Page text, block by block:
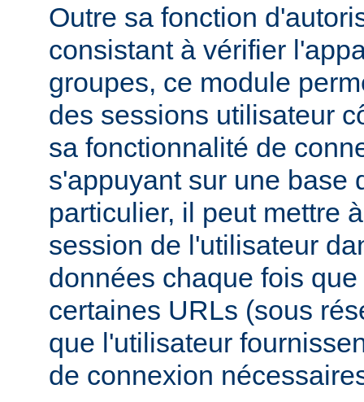
Outre sa fonction
consistant à vérifier
groupes, ce module
des sessions utilisateur
sa fonctionnalité de
s'appuyant sur une base
particulier, il peut mettre
session de l'utilisateur
données chaque fois
certaines URLs (sous
que l'utilisateur
de connexion